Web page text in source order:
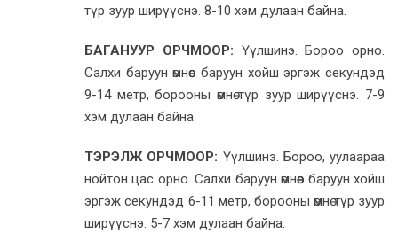
түр зуур ширүүснэ. 8-10 хэм дулаан байна.
БАГАНУУР ОРЧМООР: Үүлшинэ. Бороо орно.
Салхи баруун өмнөөс баруун хойш эргэж секундэд
9-14 метр, борооны өмнө түр зуур ширүүснэ. 7-9
хэм дулаан байна.
ТЭРЭЛЖ ОРЧМООР: Үүлшинэ. Бороо, уулаараа
нойтон цас орно. Салхи баруун өмнөөс баруун хойш
эргэж секундэд 6-11 метр, борооны өмнө түр зуур
ширүүснэ. 5-7 хэм дулаан байна.